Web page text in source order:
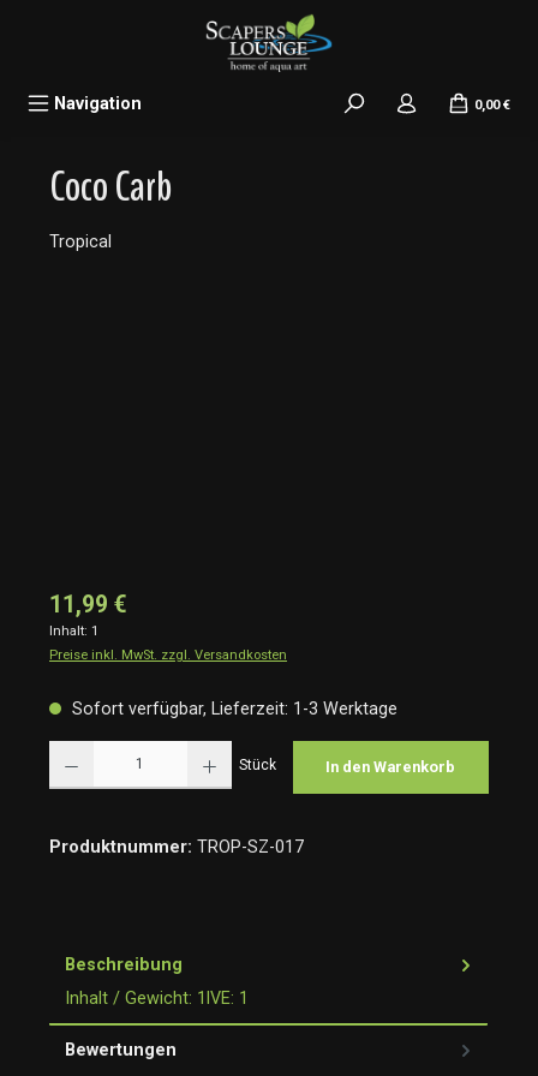
Navigation 0,00 €
Coco Carb
Tropical
11,99 €
Inhalt: 1
Preise inkl. MwSt. zzgl. Versandkosten
Sofort verfügbar, Lieferzeit: 1-3 Werktage
Stück In den Warenkorb
Produktnummer: TROP-SZ-017
Beschreibung
Inhalt / Gewicht: 1lVE: 1
Bewertungen